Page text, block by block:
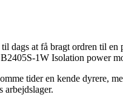
at få bragt ordren til
1W Isolation power
tider en kende dyrere,
arbejdslager.